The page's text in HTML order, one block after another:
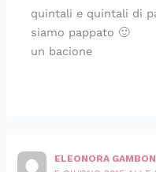
quintali e quintali di
siamo pappato 🙂
un bacione
ELEONORA GAMBON